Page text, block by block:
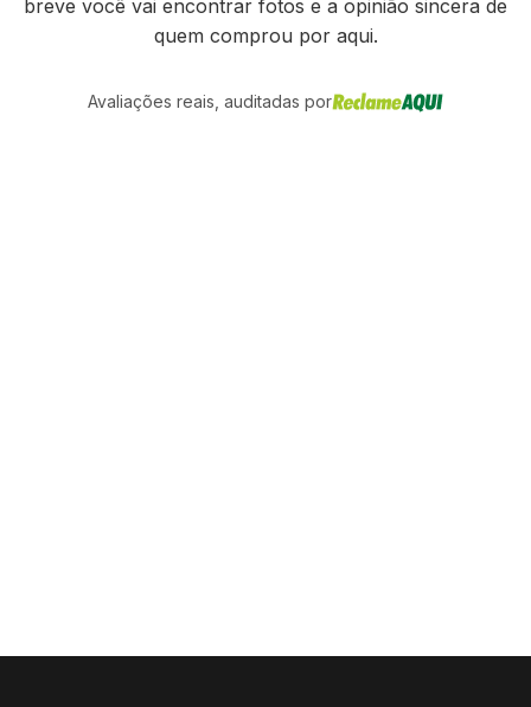
breve você vai encontrar fotos e a opinião sincera de
quem comprou por aqui.
Avaliações reais, auditadas por